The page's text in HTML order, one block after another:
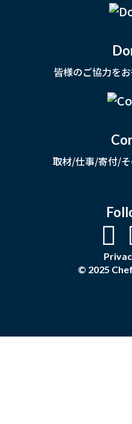
皆様のご協力をお
取材/仕事/寄付/
© 2025